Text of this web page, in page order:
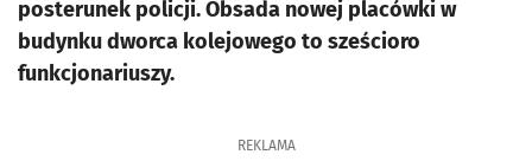
posterunek policji. Obsada nowej placówki w
budynku dworca kolejowego to sześcioro
funkcjonariuszy.
REKLAMA